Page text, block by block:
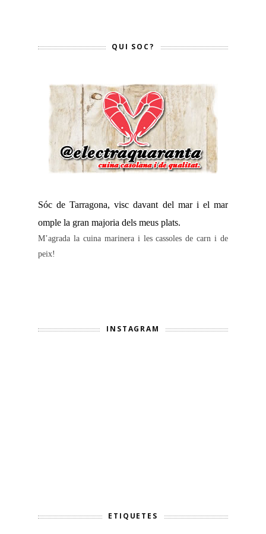
QUI SOC?
Sóc de Tarragona, visc davant del mar i el mar
omple la gran majoria dels meus plats.
M’agrada la cuina marinera i les cassoles de carn i de
peix!
INSTAGRAM
ETIQUETES